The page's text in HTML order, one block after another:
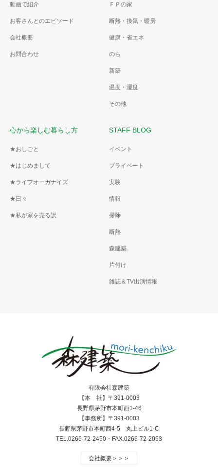
動画で紹介
お客さんとのエピソード
会社概要
お問合わせ
ＦＰの家
断熱・換気・暖房
健康・省エネ
のら
新築
温度・湿度
その他
心から楽しむ暮らし方
★おしごと
★はじめまして
★ライフオーガナイズ
★日々
★私が家を売る訳
STAFF BLOG
イベント
プライベート
実験
情報
掃除
断熱
森建築
片付け
雑誌＆TV出演情報
有限会社森建築
【本 社】〒391-0003
長野県茅野市本町西1-46
【事務所】〒391-0003
長野県茅野市本町西4-5 丸上ビル1-C
TEL.0266-72-2450・FAX.0266-72-2053
会社概要＞＞＞